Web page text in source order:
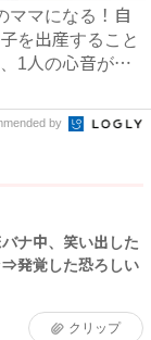
ママになる！自
を出産すること
1人の心音が聞
by
ナ中、笑い出した
⇒発覚した恐ろしい
クリップ